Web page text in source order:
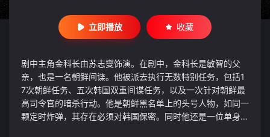
立即播放 收藏
剧中主角金科长由苏志燮饰演。在剧中，金科长是敏智的父
亲，也是一名朝鲜间谍。他被派去执行无数特别任务，包括1
7次朝鲜任务、五次韩国双重间谍任务，以及一次针对朝鲜最
高司令官的暗杀行动。他是朝鲜黑名单上的头号人物，如同一
颗定时炸弹，其存在必须对韩国保密。同时他还是一位单身父